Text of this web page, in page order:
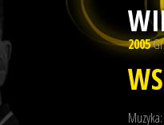
2005
Muzyka: